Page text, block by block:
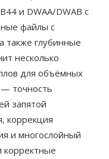
и DWAA/DWAB с
файлы с
также глубинные
несколько
для объёмных
точность
запятой
коррекция
и многослойный
корректные